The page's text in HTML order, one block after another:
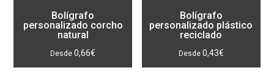
Bolígrafo
personalizado corcho
natural
0,66€
Bolígrafo
personalizado plástico
reciclado
0,43€